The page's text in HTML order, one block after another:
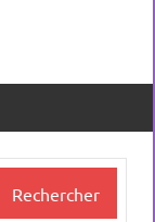
Rechercher